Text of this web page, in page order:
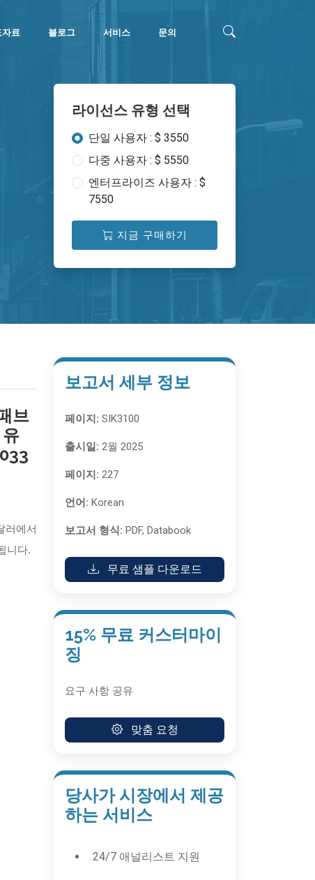
자료 블로그 서비스 문의
라이선스 유형 선택
단일 사용자 : $ 3550
다중 사용자 : $ 5550
엔터프라이즈 사용자 : $
7550
지금 구매하기
브
러에서
니다.
보고서 세부 정보
페이지: SIK3100
출시일: 2월 2025
페이지: 227
언어: Korean
보고서 형식: PDF, Databook
무료 샘플 다운로드
15% 무료 커스터마이
징
요구 사항 공유
맞춤 요청
당사가 시장에서 제공
하는 서비스
24/7 애널리스트 지원